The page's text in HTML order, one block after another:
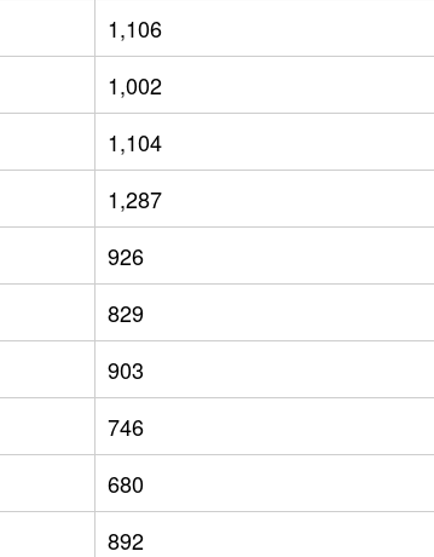
1,106
1,002
1,104
1,287
926
829
903
746
680
892